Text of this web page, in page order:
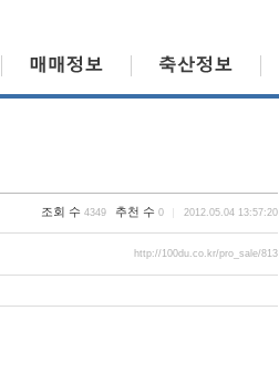
조회 수 4349 추천 수 0 2012.05.04 13:57:20
http://100du.co.kr/pro_sale/813